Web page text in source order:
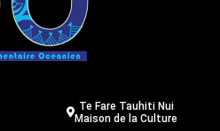
Te Fare Tauhiti Nui
Maison de la Culture